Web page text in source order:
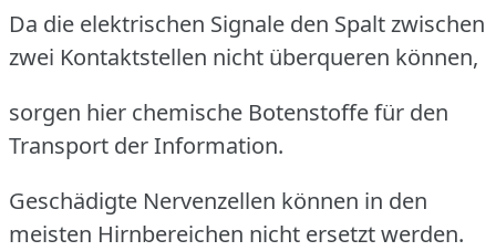
Da die elektrischen Signale den Spalt zwischen
zwei Kontaktstellen nicht überqueren können,
sorgen hier chemische Botenstoffe für den
Transport der Information.
Geschädigte Nervenzellen können in den
meisten Hirnbereichen nicht ersetzt werden.